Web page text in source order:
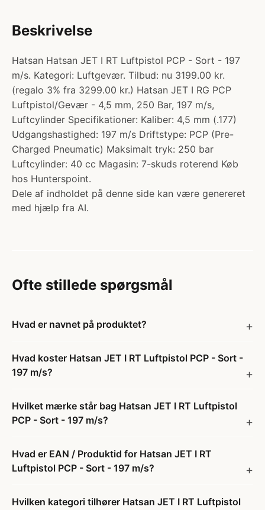
Beskrivelse
Hatsan Hatsan JET I RT Luftpistol PCP - Sort - 197
m/s. Kategori: Luftgevær. Tilbud: nu 3199.00 kr.
(regalo 3% fra 3299.00 kr.) Hatsan JET I RG PCP
Luftpistol/Gevær - 4,5 mm, 250 Bar, 197 m/s,
Luftcylinder Specifikationer: Kaliber: 4,5 mm (.177)
Udgangshastighed: 197 m/s Driftstype: PCP (Pre-
Charged Pneumatic) Maksimalt tryk: 250 bar
Luftcylinder: 40 cc Magasin: 7-skuds roterend Køb
hos Hunterspoint.
Dele af indholdet på denne side kan være genereret
med hjælp fra AI.
Ofte stillede spørgsmål
Hvad er navnet på produktet?
Hvad koster Hatsan JET I RT Luftpistol PCP - Sort -
197 m/s?
Hvilket mærke står bag Hatsan JET I RT Luftpistol
PCP - Sort - 197 m/s?
Hvad er EAN / Produktid for Hatsan JET I RT
Luftpistol PCP - Sort - 197 m/s?
Hvilken kategori tilhører Hatsan JET I RT Luftpistol